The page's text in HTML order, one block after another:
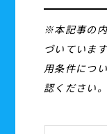
※本記事の
づいていま
用条件につ
認ください。